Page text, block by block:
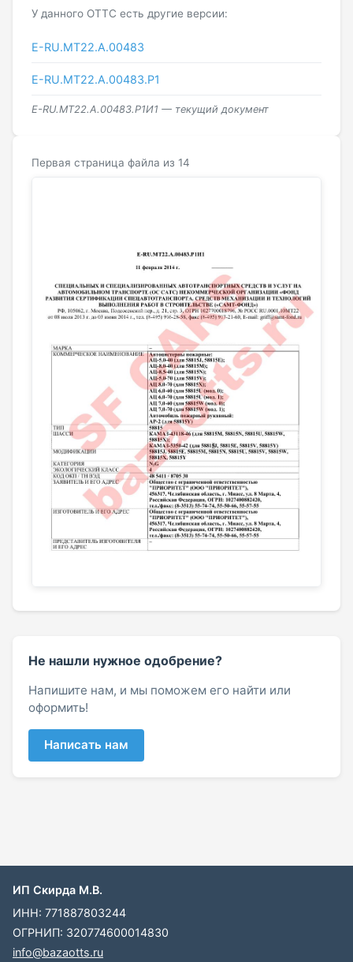
У данного ОТТС есть другие версии:
Е-RU.МТ22.А.00483
Е-RU.МТ22.А.00483.Р1
Е-RU.МТ22.А.00483.Р1И1 — текущий документ
Первая страница файла из 14
Не нашли нужное одобрение?
Напишите нам, и мы поможем его найти или
оформить!
Написать нам
ИП Скирда М.В.
ИНН: 771887803244
ОГРНИП: 320774600014830
info@bazaotts.ru